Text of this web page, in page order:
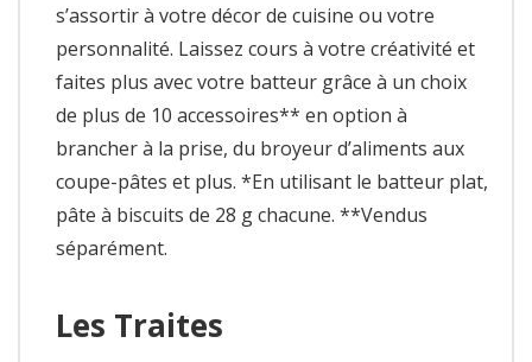
s’assortir à votre décor de cuisine ou votre
personnalité. Laissez cours à votre créativité et
faites plus avec votre batteur grâce à un choix
de plus de 10 accessoires** en option à
brancher à la prise, du broyeur d’aliments aux
coupe-pâtes et plus. *En utilisant le batteur plat,
pâte à biscuits de 28 g chacune. **Vendus
séparément.
Les Traites